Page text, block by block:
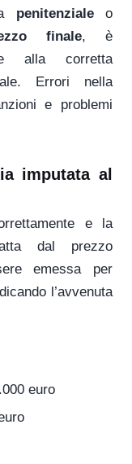
penitenzialeo
finale, è
alla corretta
Errori nella
e problemi
imputata al
e la
dal prezzo
emessa per
l’avvenuta
euro